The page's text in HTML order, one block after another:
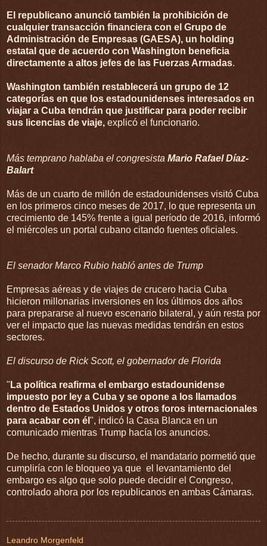
El republicano anunció también la prohibición de
cualquier transacción financiera con el Grupo de
Administración de Empresas (GAESA), un holding
estatal que de acuerdo con Washington beneficia
directamente a altos jefes de las Fuerzas Armadas.
Washington también restablecerá un grupo de 12
categorías en que los estadounidenses interesados en
viajar a Cuba tendrán que justificar para poder recibir
sus licencias de viaje, explicó el funcionario.
Más temprano hablaba el congresista Mario Rafael Díaz-
Balart
Más de un cuarto de millón de estadounidenses visitó Cuba
en los primeros cinco meses de 2017, lo que representa un
crecimiento de 145% frente a igual período de 2016, informó
el miércoles un portal cubano citando fuentes oficiales.
El senador Marco Rubio habló antes de Trump
Empresas aéreas y de viajes de crucero hacia Cuba
hicieron millonarias inversiones en los últimos dos años
para prepararse al nuevo escenario bilateral, y aún resta por
ver el impacto que las nuevas medidas tendrán en estos
sectores.
El discurso de Rick Scott, el gobernador de Florida
" La política reafirma el embargo estadounidense
impuesto por ley a Cuba y se opone a los llamados
dentro de Estados Unidos y otros foros internacionales
para acabar con él ", indicó la Casa Blanca en un
comunicado mientras Trump hacía los anuncios.
De hecho, durante su discurso, el mandatario pormetió que
cumpliría con le bloqueo ya que el levantamiento del
embargo es algo que solo puede decidir el Congreso,
controlado ahora por los republicanos en ambas Cámaras.
Leandro Morgenfeld